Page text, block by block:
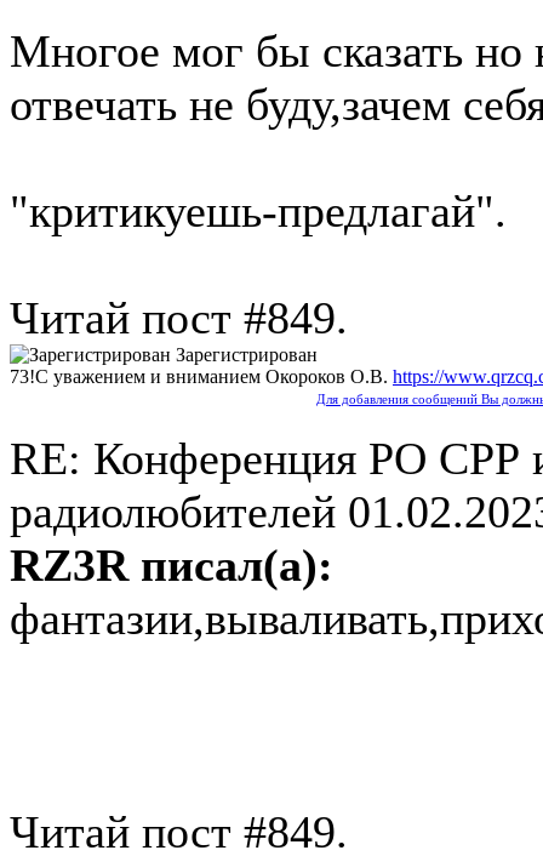
Многое мог бы сказать но
отвечать не буду,зачем
"критикуешь-предлагай".
Читай пост #849.
Зарегистрирован
73!С уважением и вниманием Окороков О.В. https://
Для добавления сообщений Вы должны
RE: Конференция РО СРР
радиолюбителей
RZ3R писал(а):
Читай пост #849.